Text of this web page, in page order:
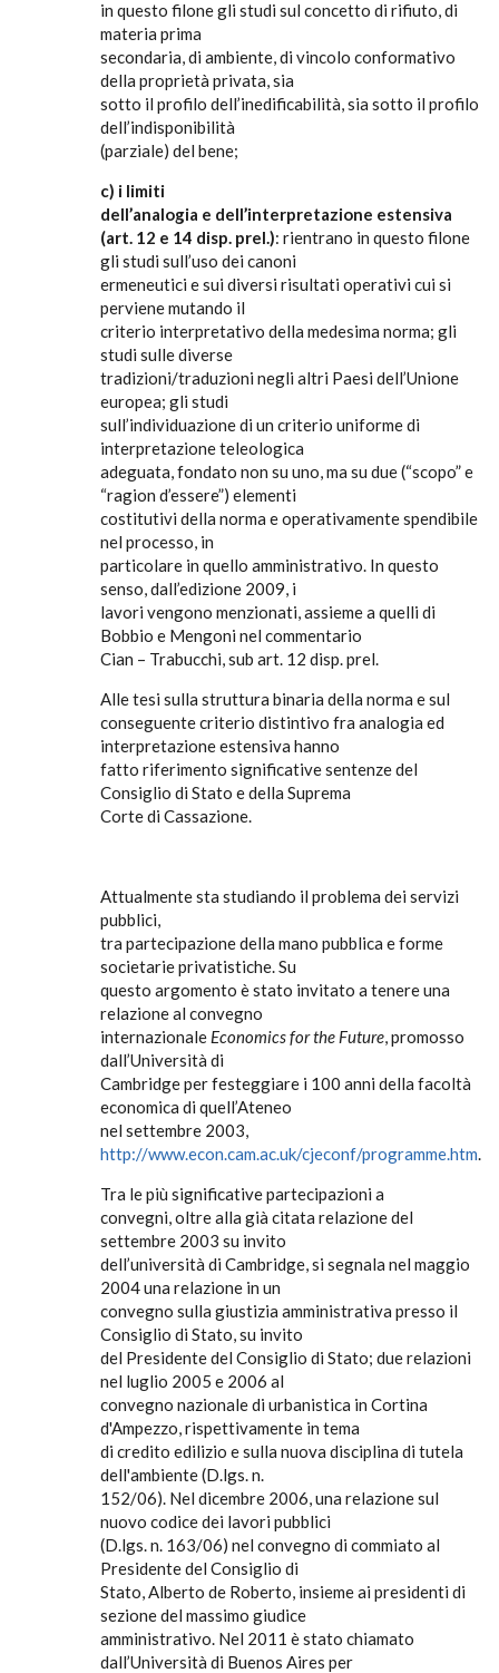
in questo filone gli studi sul concetto di rifiuto, di
materia prima
secondaria, di ambiente, di vincolo conformativo
della proprietà privata, sia
sotto il profilo dell’inedificabilità, sia sotto il profilo
dell’indisponibilità
(parziale) del bene;
c) i limiti
dell’analogia e dell’interpretazione estensiva
(art. 12 e 14 disp. prel.): rientrano in questo filone
gli studi sull’uso dei canoni
ermeneutici e sui diversi risultati operativi cui si
perviene mutando il
criterio interpretativo della medesima norma; gli
studi sulle diverse
tradizioni/traduzioni negli altri Paesi dell’Unione
europea; gli studi
sull’individuazione di un criterio uniforme di
interpretazione teleologica
adeguata, fondato non su uno, ma su due (“scopo” e
“ragion d’essere”) elementi
costitutivi della norma e operativamente spendibile
nel processo, in
particolare in quello amministrativo. In questo
senso, dall’edizione 2009, i
lavori vengono menzionati, assieme a quelli di
Bobbio e Mengoni nel commentario
Cian – Trabucchi, sub art. 12 disp. prel.
Alle tesi sulla struttura binaria della norma e sul
conseguente criterio distintivo fra analogia ed
interpretazione estensiva hanno
fatto riferimento significative sentenze del
Consiglio di Stato e della Suprema
Corte di Cassazione.
Attualmente sta studiando il problema dei servizi
pubblici,
tra partecipazione della mano pubblica e forme
societarie privatistiche. Su
questo argomento è stato invitato a tenere una
relazione al convegno
internazionale Economics for the Future, promosso
dall’Università di
Cambridge per festeggiare i 100 anni della facoltà
economica di quell’Ateneo
nel settembre 2003,
http://www.econ.cam.ac.uk/cjeconf/programme.htm.
Tra le più significative partecipazioni a
convegni, oltre alla già citata relazione del
settembre 2003 su invito
dell’università di Cambridge, si segnala nel maggio
2004 una relazione in un
convegno sulla giustizia amministrativa presso il
Consiglio di Stato, su invito
del Presidente del Consiglio di Stato; due relazioni
nel luglio 2005 e 2006 al
convegno nazionale di urbanistica in Cortina
d'Ampezzo, rispettivamente in tema
di credito edilizio e sulla nuova disciplina di tutela
dell'ambiente (D.lgs. n.
152/06). Nel dicembre 2006, una relazione sul
nuovo codice dei lavori pubblici
(D.lgs. n. 163/06) nel convegno di commiato al
Presidente del Consiglio di
Stato, Alberto de Roberto, insieme ai presidenti di
sezione del massimo giudice
amministrativo. Nel 2011 è stato chiamato
dall’Università di Buenos Aires per